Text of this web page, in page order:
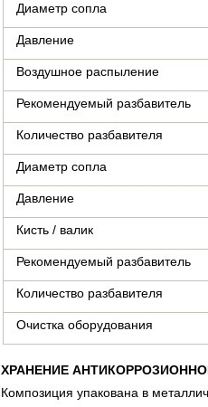
Диаметр сопла
Давление
Воздушное распыление
Рекомендуемый разбавитель
Количество разбавителя
Диаметр сопла
Давление
Кисть / валик
Рекомендуемый разбавитель
Количество разбавителя
Очистка оборудования
ХРАНЕНИЕ
Композиция упакована в